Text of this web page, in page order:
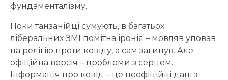
фундаменталізму.
Поки танзанійці сумують, в багатьох
ліберальних ЗМІ помітна іронія – мовляв уповав
на релігію проти ковіду, а сам загинув. Але
офіційна версія – проблеми з серцем.
Інформація про ковід – це неофіційні дані з